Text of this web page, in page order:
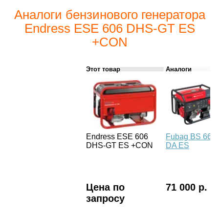
Аналоги бензинового генератора
Endress ESE 606 DHS-GT ES
+CON
Этот товар Аналоги
Endress ESE 606
DHS-GT ES +CON
Fubag BS
DA ES
Цена по
запросу
71 000 р.